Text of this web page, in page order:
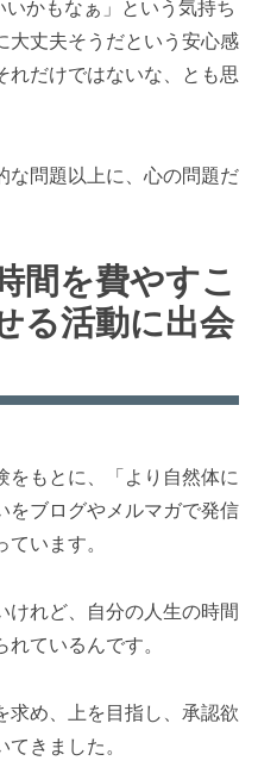
かもなぁ」という気持ち
大丈夫そうだという安心感
れだけではないな、とも思
な問題以上に、心の問題だ
間を費やすこ
る活動に出会
をもとに、「より自然体に
をブログやメルマガで発信
います。
けれど、自分の人生の時間
ているんです。
求め、上を目指し、承認欲
きました。